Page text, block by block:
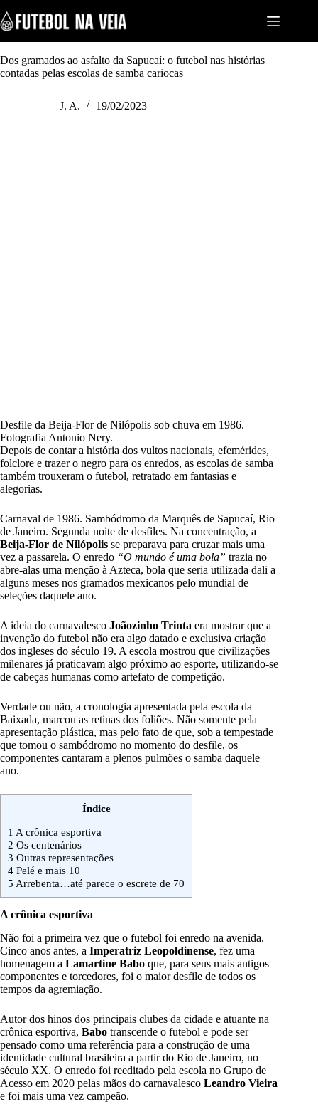
k
i
p
t
o
Dos gramados ao asfalto da Sapucaí: o futebol nas histórias
contadas pelas escolas de samba cariocas
J. A. 19/02/2023
Desfile da Beija-Flor de Nilópolis sob chuva em 1986.
Fotografia Antonio Nery.
Depois de contar a história dos vultos nacionais, efemérides,
folclore e trazer o negro para os enredos, as escolas de samba
também trouxeram o futebol, retratado em fantasias e
alegorias.
Carnaval de 1986. Sambódromo da Marquês de Sapucaí, Rio
de Janeiro. Segunda noite de desfiles. Na concentração, a
Beija-Flor de Nilópolis se preparava para cruzar mais uma
vez a passarela. O enredo “O mundo é uma bola” trazia no
abre-alas uma menção à Azteca, bola que seria utilizada dali a
alguns meses nos gramados mexicanos pelo mundial de
seleções daquele ano.
A ideia do carnavalesco Joãozinho Trinta era mostrar que a
invenção do futebol não era algo datado e exclusiva criação
dos ingleses do século 19. A escola mostrou que civilizações
milenares já praticavam algo próximo ao esporte, utilizando-se
de cabeças humanas como artefato de competição.
Verdade ou não, a cronologia apresentada pela escola da
Baixada, marcou as retinas dos foliões. Não somente pela
apresentação plástica, mas pelo fato de que, sob a tempestade
que tomou o sambódromo no momento do desfile, os
componentes cantaram a plenos pulmões o samba daquele
ano.
Índice
1 A crônica esportiva
2 Os centenários
3 Outras representações
4 Pelé e mais 10
5 Arrebenta…até parece o escrete de 70
A crônica esportiva
Não foi a primeira vez que o futebol foi enredo na avenida.
Cinco anos antes, a Imperatriz Leopoldinense, fez uma
homenagem a Lamartine Babo que, para seus mais antigos
componentes e torcedores, foi o maior desfile de todos os
tempos da agremiação.
Autor dos hinos dos principais clubes da cidade e atuante na
crônica esportiva, Babo transcende o futebol e pode ser
pensado como uma referência para a construção de uma
identidade cultural brasileira a partir do Rio de Janeiro, no
século XX. O enredo foi reeditado pela escola no Grupo de
Acesso em 2020 pelas mãos do carnavalesco Leandro Vieira
e foi mais uma vez campeão.